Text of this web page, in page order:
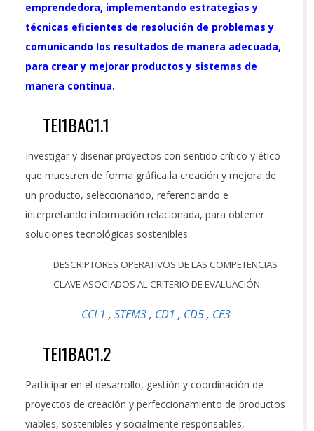
emprendedora, implementando estrategias y
técnicas eficientes de resolución de problemas y
comunicando los resultados de manera adecuada,
para crear y mejorar productos y sistemas de
manera continua.
TEI1BAC1.1
Investigar y diseñar proyectos con sentido crítico y ético
que muestren de forma gráfica la creación y mejora de
un producto, seleccionando, referenciando e
interpretando información relacionada, para obtener
soluciones tecnológicas sostenibles.
DESCRIPTORES OPERATIVOS DE LAS COMPETENCIAS
CLAVE ASOCIADOS AL CRITERIO DE EVALUACIÓN:
CCL1 , STEM3, CD1 , CD5, CE3
TEI1BAC1.2
Participar en el desarrollo, gestión y coordinación de
proyectos de creación y perfeccionamiento de productos
viables, sostenibles y socialmente responsables,